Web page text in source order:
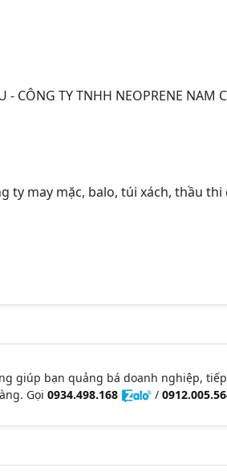
- CÔNG TY TNHH NEOPRENE NAM
ty may mặc, balo, túi xách, thầu thi
giúp bạn quảng bá doanh nghiệp, tiếp
Gọi 0934.498.168 /